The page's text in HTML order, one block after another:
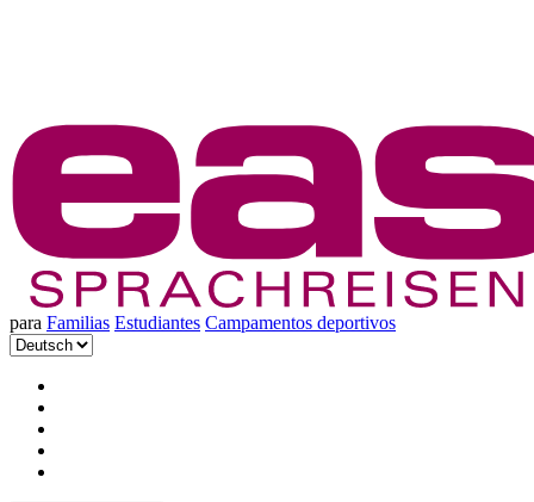
para Familias Estudiantes Campamentos deportivos